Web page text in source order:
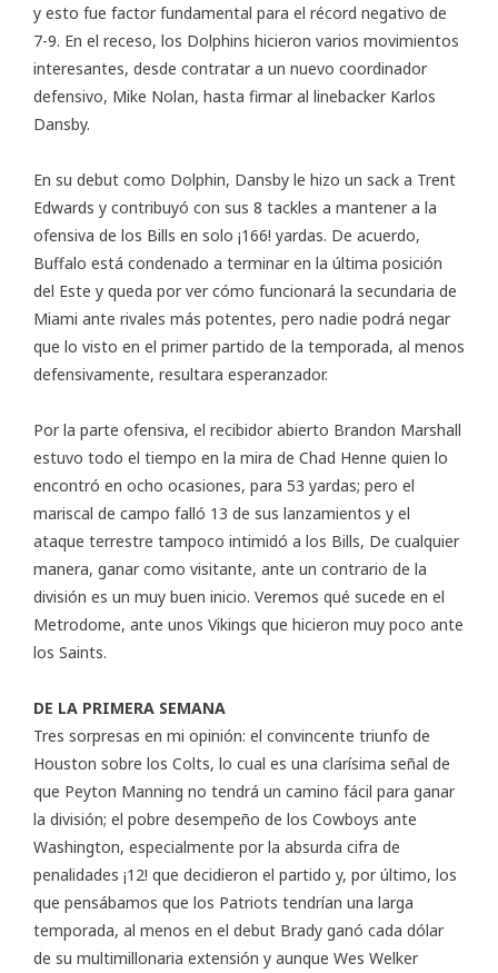
y esto fue factor fundamental para el récord negativo de
7-9. En el receso, los Dolphins hicieron varios movimientos
interesantes, desde contratar a un nuevo coordinador
defensivo, Mike Nolan, hasta firmar al linebacker Karlos
Dansby.
En su debut como Dolphin, Dansby le hizo un sack a Trent
Edwards y contribuyó con sus 8 tackles a mantener a la
ofensiva de los Bills en solo ¡166! yardas. De acuerdo,
Buffalo está condenado a terminar en la última posición
del Este y queda por ver cómo funcionará la secundaria de
Miami ante rivales más potentes, pero nadie podrá negar
que lo visto en el primer partido de la temporada, al menos
defensivamente, resultara esperanzador.
Por la parte ofensiva, el recibidor abierto Brandon Marshall
estuvo todo el tiempo en la mira de Chad Henne quien lo
encontró en ocho ocasiones, para 53 yardas; pero el
mariscal de campo falló 13 de sus lanzamientos y el
ataque terrestre tampoco intimidó a los Bills, De cualquier
manera, ganar como visitante, ante un contrario de la
división es un muy buen inicio. Veremos qué sucede en el
Metrodome, ante unos Vikings que hicieron muy poco ante
los Saints.
DE LA PRIMERA SEMANA
Tres sorpresas en mi opinión: el convincente triunfo de
Houston sobre los Colts, lo cual es una clarísima señal de
que Peyton Manning no tendrá un camino fácil para ganar
la división; el pobre desempeño de los Cowboys ante
Washington, especialmente por la absurda cifra de
penalidades ¡12! que decidieron el partido y, por último, los
que pensábamos que los Patriots tendrían una larga
temporada, al menos en el debut Brady ganó cada dólar
de su multimillonaria extensión y aunque Wes Welker